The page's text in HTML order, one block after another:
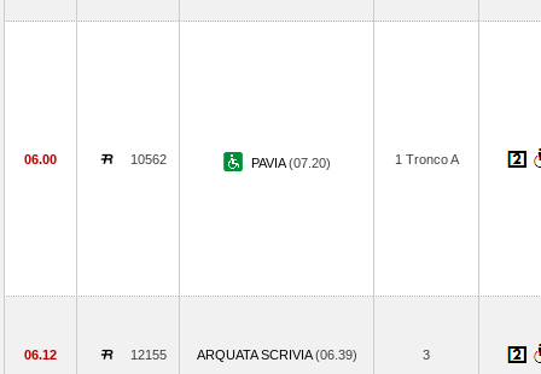
06.00 10562 PAVIA(07.20) 1 Tronco A
06.12 12155 ARQUATA SCRIVIA(06.39) 3